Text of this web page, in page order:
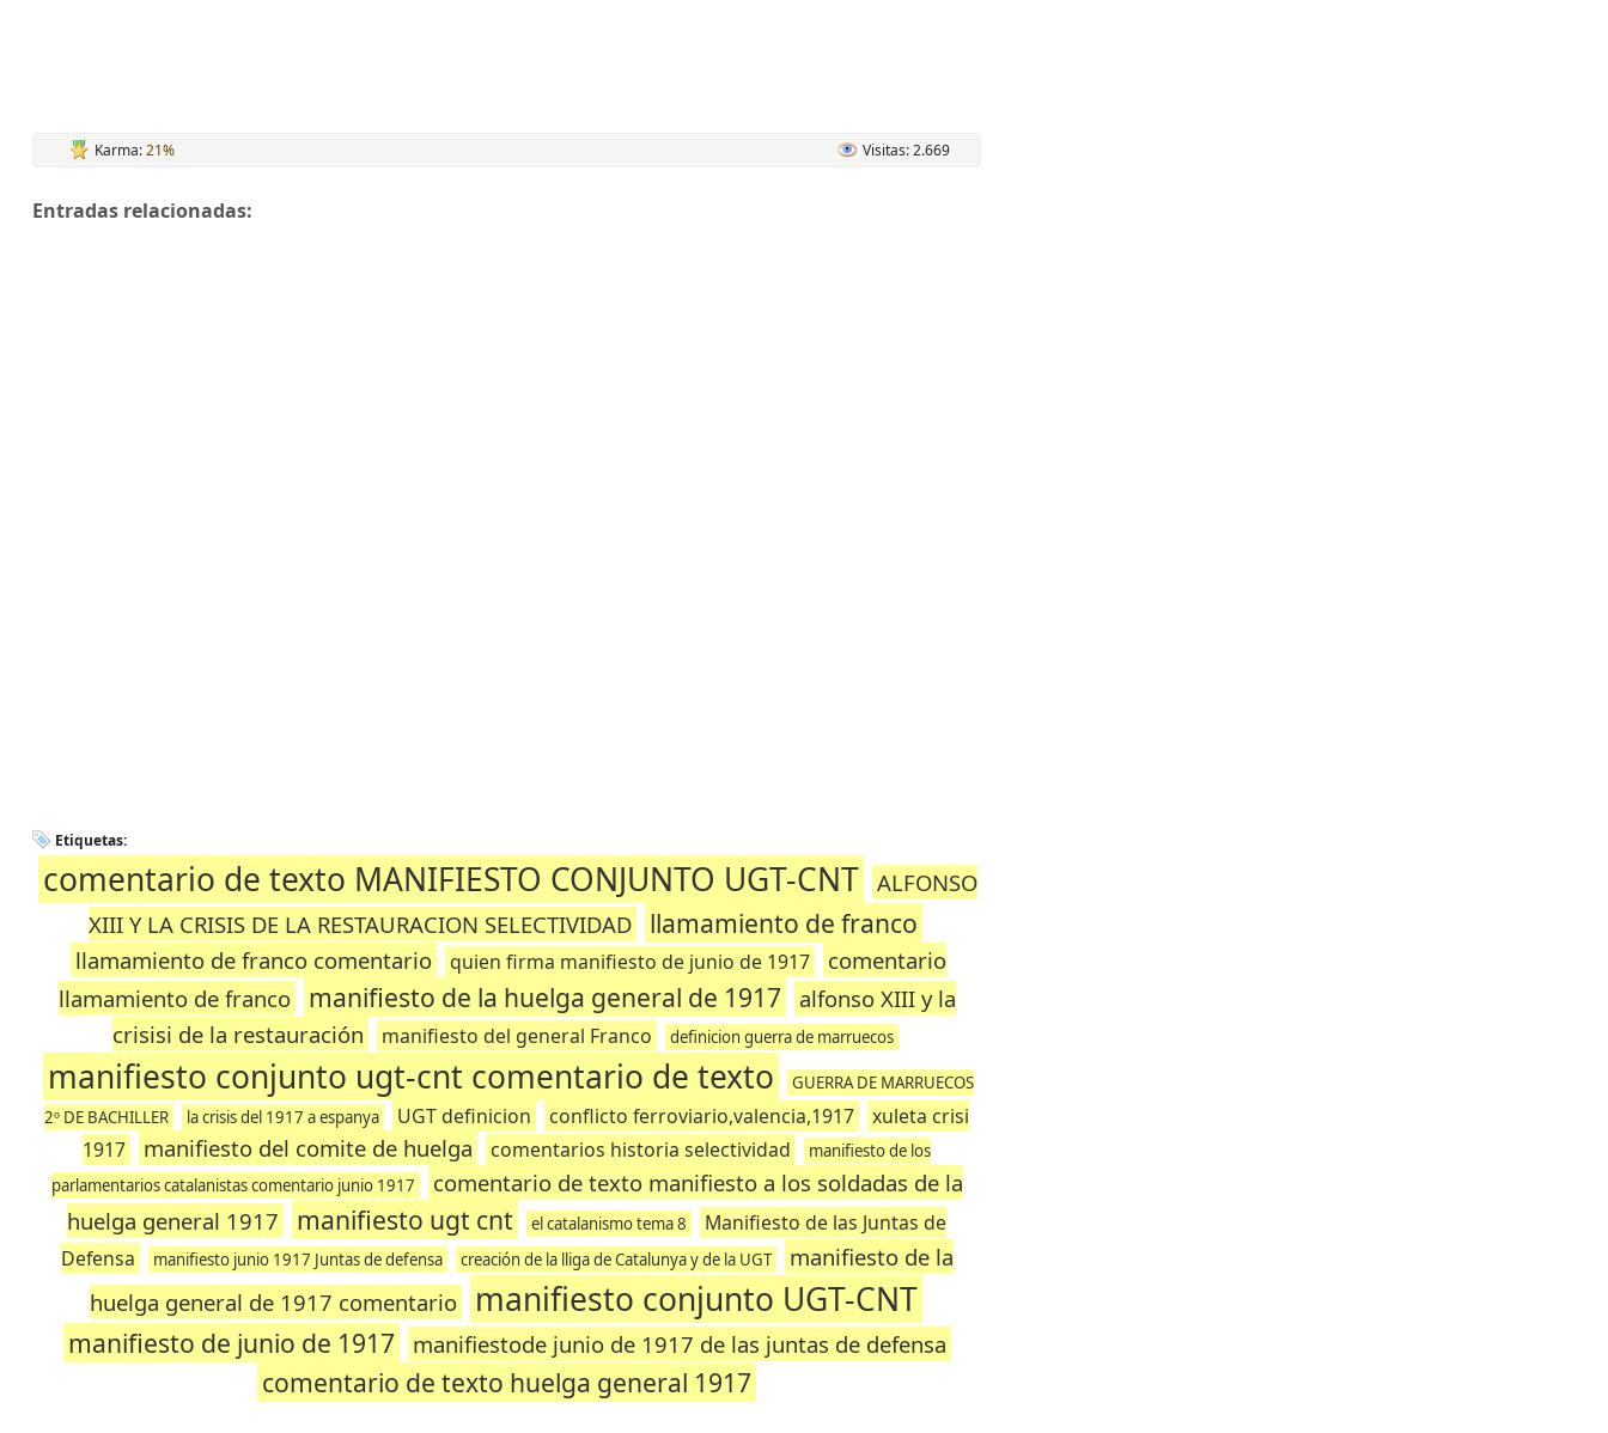
Karma:21% Visitas: 2.669
Entradas relacionadas:
Etiquetas:
comentario de texto MANIFIESTO CONJUNTO UGT-CNT
ALFONSO
XIII Y LA CRISIS DE LA RESTAURACION SELECTIVIDAD
llamamiento de franco
llamamiento de franco comentario quien firma manifiesto de junio de 1917
comentario
llamamiento de franco
manifiesto de la huelga general de 1917
alfonso XIII y la
crisisi de la restauración
manifiesto del general Franco definicion guerra de marruecos
manifiesto conjunto ugt-cnt comentario de texto
GUERRA DE MARRUECOS
2º DE BACHILLER
la crisis del 1917 a espanya UGT definicion conflicto ferroviario,valencia,1917
xuleta crisi
1917
manifiesto del comite de huelga comentarios historia selectividad
manifiesto de los
parlamentarios catalanistas comentario junio 1917
comentario de texto manifiesto a los soldadas de la
huelga general 1917
manifiesto ugt cnt el catalanismo tema 8
Manifiesto de las Juntas de
Defensa
manifiesto junio 1917 Juntas de defensa creación de la lliga de Catalunya y de la UGT
manifiesto de la
huelga general de 1917 comentario
manifiesto conjunto UGT-CNT
manifiesto de junio de 1917 manifiestode junio de 1917 de las juntas de defensa
comentario de texto huelga general 1917